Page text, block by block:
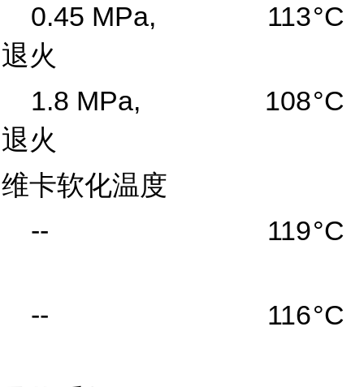
0.45 MPa,
退火
113°C
1.8 MPa,
退火
108°C
维卡软化温度
--
119°C
-- 116°C